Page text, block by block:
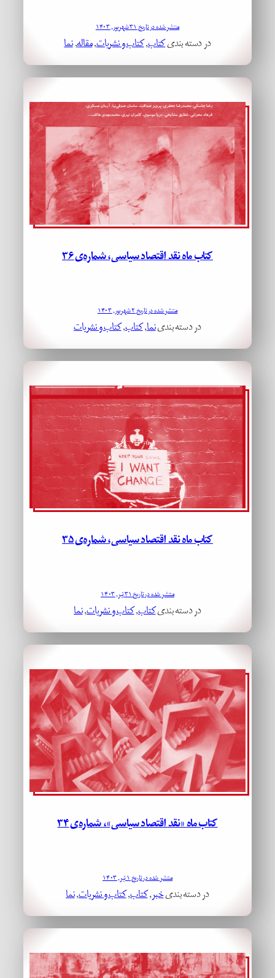
منتشر شده در تاریخ ۳۱ شهریور, ۱۴۰۳
در دسته بندیکتاب, کتاب و نشریات, مقاله, نما
کتاب ماه نقد اقتصاد سیاسی، شماره‌ی ۳۶
منتشر شده در تاریخ ۲ شهریور, ۱۴۰۳
در دسته بندینما, کتاب, کتاب و نشریات
کتاب ماه نقد اقتصاد سیاسی، شماره‌ی ۳۵
منتشر شده در تاریخ ۳۱ تیر, ۱۴۰۳
در دسته بندیکتاب, کتاب و نشریات, نما
کتاب ماه «نقد اقتصاد سیاسی»، شماره‌ی ۳۴
منتشر شده در تاریخ ۱ تیر, ۱۴۰۳
در دسته بندیخبر, کتاب, کتاب و نشریات, نما